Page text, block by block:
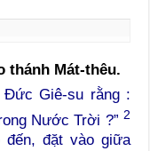
thánh Mát-thêu.
Đức Giê-su rằng :
Nước Trời ?” 2
đặt vào giữa